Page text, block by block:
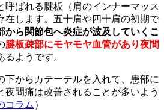
呼ばれる腱板（肩のインナーマッス
在します。五十肩や四十肩の初期で
から関節包へ炎症が波及していくこ
腱板疎部にモヤモヤ血管があり夜間
るようです。
下からカテーテルを入れて、患部に
夜間痛は改善されることが多いよう
コラム ）